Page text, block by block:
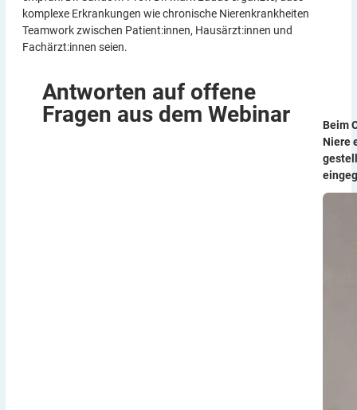
komplexe Erkrankungen wie chronische Nierenkrankheiten
Teamwork zwischen Patient:innen, Hausärzt:innen und
Fachärzt:innen seien.
Antworten auf offene
Fragen aus dem Webinar
Beim
Niere